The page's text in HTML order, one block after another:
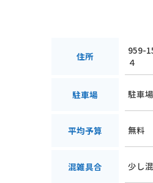
住所
959-
４
駐車場 駐車
平均予算 無料
混雑具合 少し